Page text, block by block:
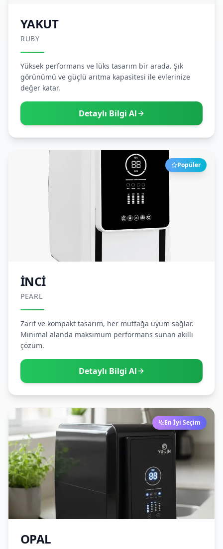
YAKUT
RUBY
Yüksek performans ve lüks tasarım bir arada. Şık
görünümü ve güçlü arıtma kapasitesi ile evlerinize
değer katar.
Detaylı Bilgi Al
Popüler
İNCİ
PEARL
Zarif ve kompakt tasarım, her mutfağa uyum sağlar.
Minimal alanda maksimum performans sunan akıllı
çözüm.
Detaylı Bilgi Al
En İyi Seçim
OPAL